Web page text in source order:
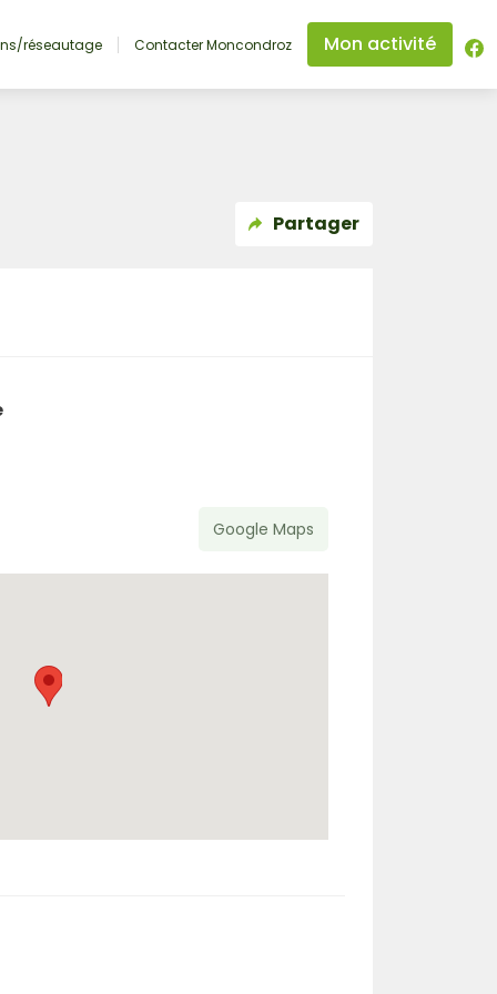
réseautage Contacter Moncondroz Mon activité
Partager
Google Maps